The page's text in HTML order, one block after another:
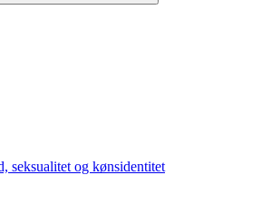
seksualitet og kønsidentitet